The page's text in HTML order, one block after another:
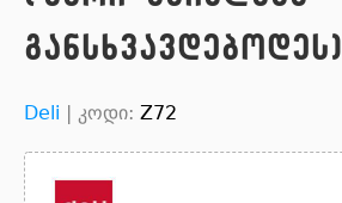
განსხვავდებოდეს)
Deli | კოდი: Z72